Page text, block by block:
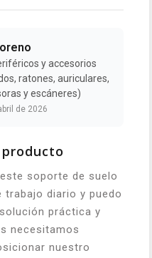
y accesorios
ratones, auriculares,
y escáneres)
de 2026
soporte de suelo
trabajo diario y puedo
práctica y
necesitamos
nuestro